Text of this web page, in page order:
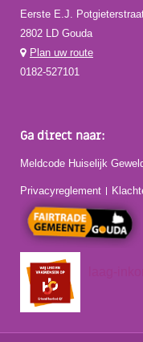
Eerste E.J.
2802 LD Gouda
Plan uw route
0182-527101
Ga direct naar:
Meldcode Huiselijk
Privacyreglement